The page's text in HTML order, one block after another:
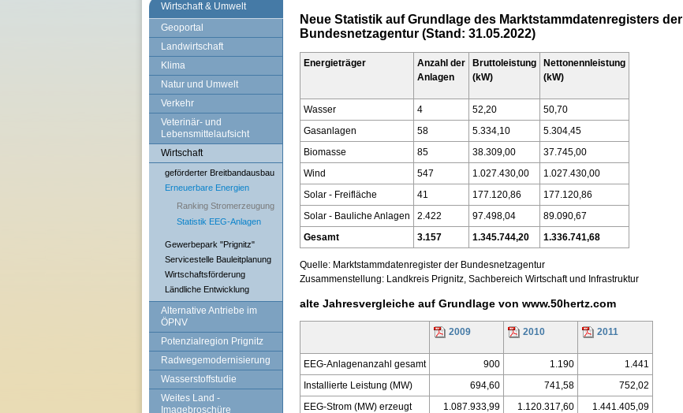
Wirtschaft & Umwelt
Geoportal
Landwirtschaft
Klima
Natur und Umwelt
Verkehr
Veterinär- und
Lebensmittelaufsicht
Wirtschaft
geförderter Breitbandausbau
Erneuerbare Energien
Ranking Stromerzeugung
Statistik EEG-Anlagen
Gewerbepark "Prignitz"
Servicestelle Bauleitplanung
Wirtschaftsförderung
Ländliche Entwicklung
Alternative Antriebe im
ÖPNV
Potenzialregion Prignitz
Radwegemodernisierung
Wasserstoffstudie
Weites Land -
Imagebroschüre
Neue Statistik auf Grundlage des Marktstammdatenregisters der
Bundesnetzagentur (Stand: 31.05.2022)
Energieträger
Anzahl der
Anlagen
Bruttoleistung
(kW)
Nettonennleistung
(kW)
Wasser 4 52,20
50,70
Gasanlagen
58 5.334,10
5.304,45
Biomasse
85 38.309,00
37.745,00
Wind
547 1.027.430,00
1.027.430,00
Solar - Freifläche
41 177.120,86
177.120,86
Solar - Bauliche Anlagen
2.422 97.498,04
89.090,67
Gesamt
3.157 1.345.744,20 1.336.741,68
Quelle: Marktstammdatenregister der Bundesnetzagentur
Zusammenstellung: Landkreis Prignitz, Sachbereich Wirtschaft und Infrastruktur
alte Jahresvergleiche auf Grundlage von www.50hertz.com
2009 2010 2011
EEG-Anlagenanzahl gesamt 900 1.190
1.441
Installierte Leistung (MW)
694,60 741,58
752,02
EEG-Strom (MW) erzeugt
1.087.933,99 1.120.317,60
1.441.405,09